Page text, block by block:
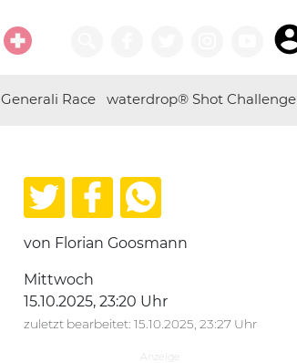
Generali Race waterdrop® Shot Challenge
von Florian Goosmann
Mittwoch
15.10.2025, 23:20 Uhr
zuletzt bearbeitet: 15.10.2025, 23:27 Uhr